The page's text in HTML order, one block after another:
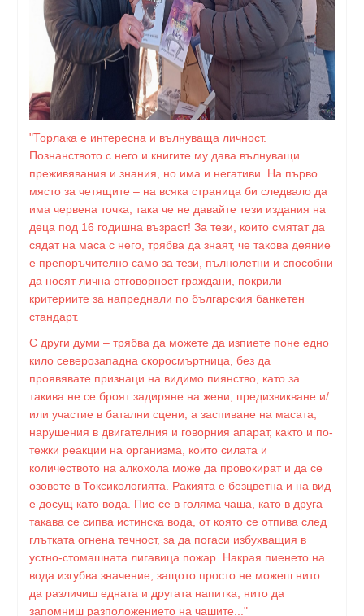
"Торлака е интересна и вълнуваща личност.
Познанството с него и книгите му дава вълнуващи
преживявания и знания, но има и негативи. На първо
място за четящите – на всяка страница би следвало да
има червена точка, така че не давайте тези издания на
деца под 16 годишна възраст! За тези, които смятат да
сядат на маса с него, трябва да знаят, че такова деяние
е препоръчително само за тези, пълнолетни и способни
да носят лична отговорност граждани, покрили
критериите за напреднали по българския банкетен
стандарт.
С други думи – трябва да можете да изпиете поне едно
кило северозападна скоросмъртница, без да
проявявате признаци на видимо пиянство, като за
такива не се броят задиряне на жени, предизвикване и/
или участие в батални сцени, а заспиване на масата,
нарушения в двигателния и говорния апарат, както и по-
тежки реакции на организма, които силата и
количеството на алкохола може да провокират и да се
озовете в Токсикологията. Ракията е безцветна и на вид
е досущ като вода. Пие се в голяма чаша, като в друга
такава се сипва истинска вода, от която се отпива след
глътката огнена течност, за да погаси избухващия в
устно-стомашната лигавица пожар. Накрая пиенето на
вода изгубва значение, защото просто не можеш нито
да различиш едната и другата напитка, нито да
запомниш разположението на чашите..."